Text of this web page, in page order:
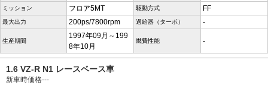
ミッション フロア5MT 駆動方式 FF
最大出力 200ps/7800rpm 過給器（ターボ） -
生産期間
1997年09月～199
8年10月
燃費性能 -
1.6 VZ-R N1 レースベース車
新車時価格---